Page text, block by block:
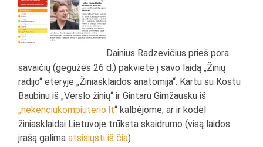
Dainius Radzevičius prieš pora
savaičių (gegužės 26 d.) pakvietė į savo laidą „Žinių
radijo“ eteryje „Žiniasklaidos anatomija“. Kartu su Kostu
Baubinu iš „Verslo žinių“ ir Gintaru Gimžausku iš
„nekenciukompiuterio.lt“ kalbėjome, ar ir kodėl
žiniasklaidai Lietuvoje trūksta skaidrumo (visą laidos
įrašą galimaatsisiųsti iš čia).